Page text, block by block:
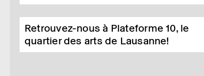
Retrouvez-nous à Plateforme 10, le
quartier des arts de Lausanne!